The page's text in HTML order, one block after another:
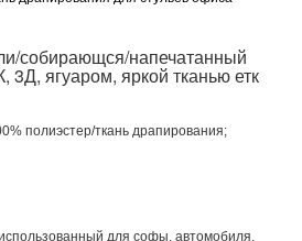
собирающся/напечатанный
3Д, ягуаром, яркой тканью етк
полиэстер/ткань драпирования;
для софы, автомобиля,